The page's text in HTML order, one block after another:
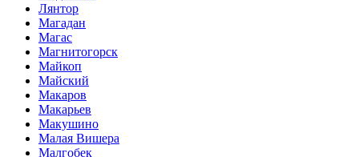
Лянтор
Магадан
Магас
Магнитогорск
Майкоп
Майский
Макаров
Макарьев
Макушино
Малая Вишера
Малгобек